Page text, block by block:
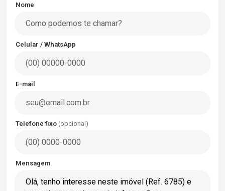
Nome
Celular / WhatsApp
E-mail
Telefone fixo (opcional)
Mensagem